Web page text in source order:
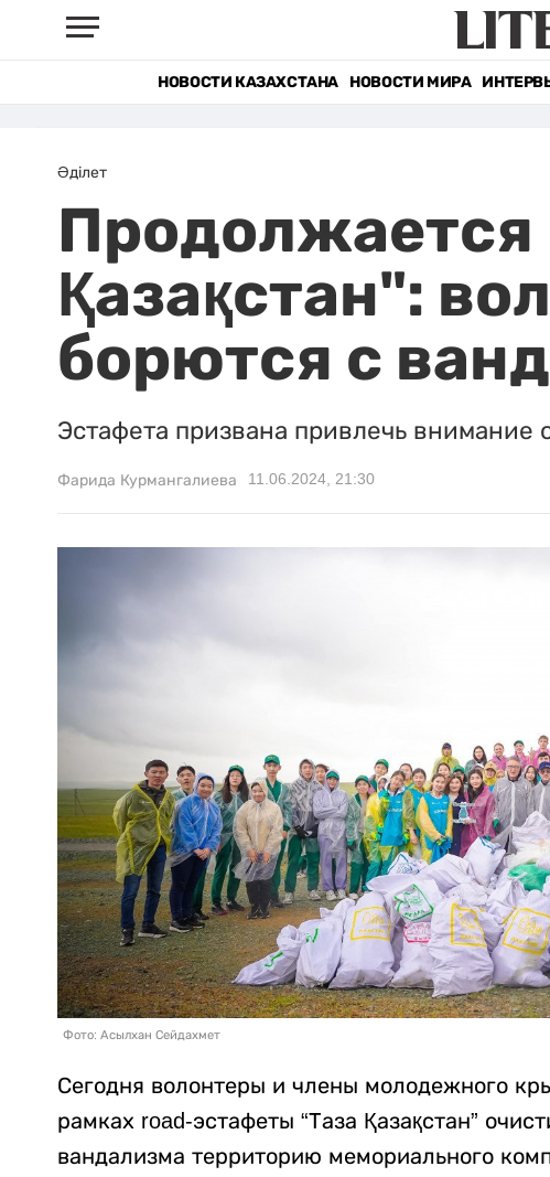
НОВОСТИ КАЗАХСТАНА НОВОСТИ МИРА
Әділет
Продолжается
Қазақстан":
борются с
Эстафета призвана привлечь внимание
Фарида Курмангалиева 11.06.2024, 21:30
Фото: Асылхан Сейдахмет
Сегодня волонтеры и члены молодежного
рамках road-эстафеты “Таза Қазақстан”
вандализма территорию мемориального